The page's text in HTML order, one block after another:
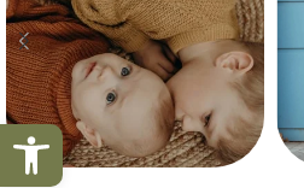
Abrir barra de herramientas